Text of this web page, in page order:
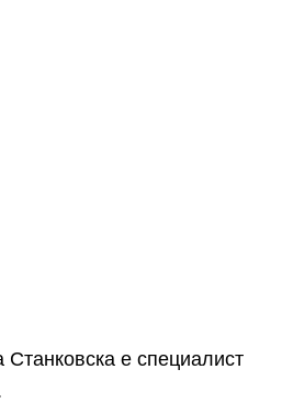
е специалист